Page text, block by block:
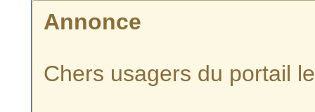
Annonce
Chers usagers du portail